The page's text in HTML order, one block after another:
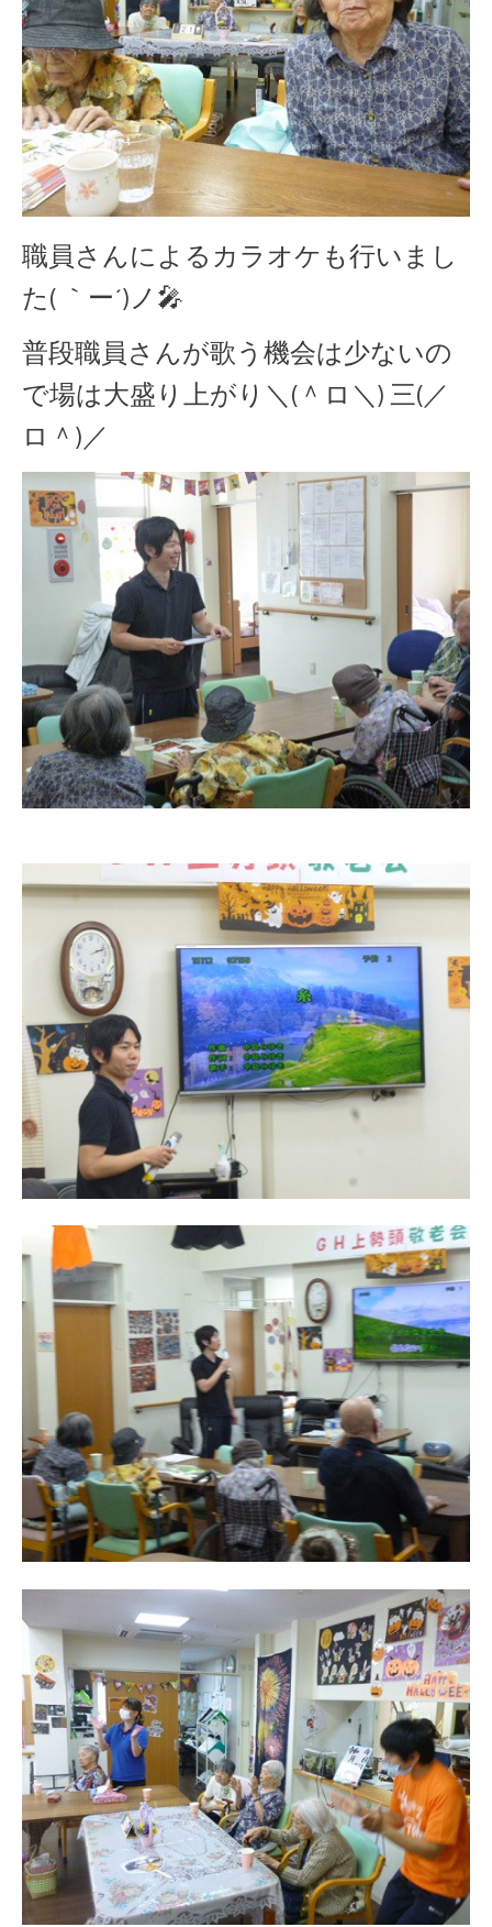
職員さんによるカラオケも行いまし
た( ｀ー´)ノ🎤
普段職員さんが歌う機会は少ないの
で場は大盛り上がり＼(＾ロ＼) 三(／
ロ＾)／